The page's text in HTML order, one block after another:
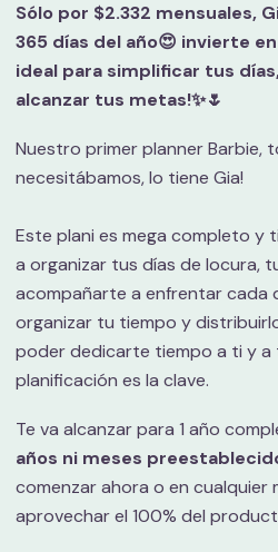
Sólo por $2.332 mensuales,
365 días del año😍 invierte
ideal para simplificar tus
alcanzar tus metas!✨🌷
Nuestro primer planner Barbie,
necesitábamos, lo tiene Gia!
Este plani es mega completo
a organizar tus días de locura,
acompañarte a enfrentar cada
organizar tu tiempo y
poder dedicarte tiempo a ti y
planificación es la clave.
Te va alcanzar para 1 año
años ni meses
comenzar ahora o en cualquier
aprovechar el 100% del